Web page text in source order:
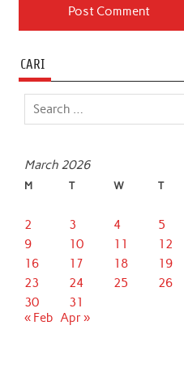
CARI
March 2026
M T W T
2
3 4 5
9
10 11 12
16
17 18 19
23
24 25 26
30
31
« Feb Apr »